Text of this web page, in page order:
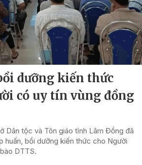
dưỡng kiến thức
có uy tín vùng đồng
Dân tộc và Tôn giáo tỉnh Lâm Đồng đã
huấn, bồi dưỡng kiến thức cho Người
DTTS.